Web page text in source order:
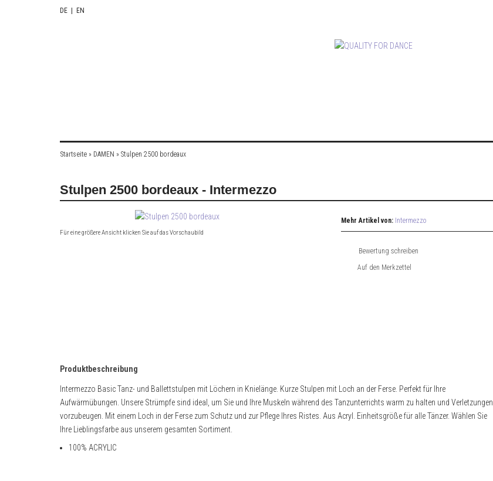
DE EN
Startseite » DAMEN » Stulpen 2500 bordeaux
Stulpen 2500 bordeaux - Intermezzo
Für eine größere Ansicht klicken Sie auf das Vorschaubild
Mehr Artikel von: Intermezzo
Bewertung schreiben
Produktbeschreibung
Intermezzo Basic Tanz- und Ballettstulpen mit Löchern in Knielänge. Kurze Stulpen mit Loch an der Ferse. Perfekt für Ihre
Aufwärmübungen. Unsere Strümpfe sind ideal, um Sie und Ihre Muskeln während des Tanzunterrichts warm zu halten und Verletzungen
vorzubeugen. Mit einem Loch in der Ferse zum Schutz und zur Pflege Ihres Ristes. Aus Acryl. Einheitsgröße für alle Tänzer. Wählen Sie
Ihre Lieblingsfarbe aus unserem gesamten Sortiment.
100% ACRYLIC